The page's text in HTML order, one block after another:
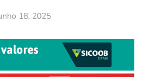
18, 2025